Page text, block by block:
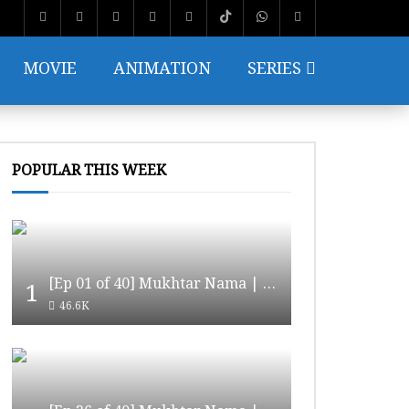
MOVIE ANIMATION SERIES
POPULAR THIS WEEK
1 [Ep 01 of 40] Mukhtar Nama | مختار نامہ [HD Quality]
46.6K